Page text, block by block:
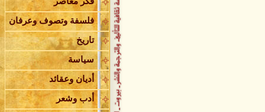
العربي
قراءة في كتاب التغيير والإصلاح
برحيل الحاجة سامية شعيب
«إحكي يا شهرزاد» اهتمام بشؤون
المرأة المعاصرة
النموذج وأثره في صناعة الوعي
تبادل الدلالة بين حياة الشاعر وحياة
شخوصه
الشيعة والدولة ( الجزء الثاني )
الشيعة والدولة ( الجزء الأول )
فلسفة وتصوف وعرفان
تاريخ
سياسة
أديان وعقائد
أدب وشعر